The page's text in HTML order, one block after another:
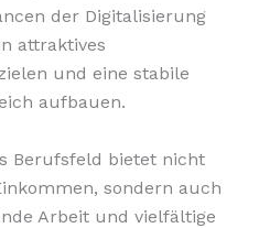
der Digitalisierung
attraktives
und eine stabile
aufbauen.
Berufsfeld bietet nicht
sondern auch
Arbeit und vielfältige